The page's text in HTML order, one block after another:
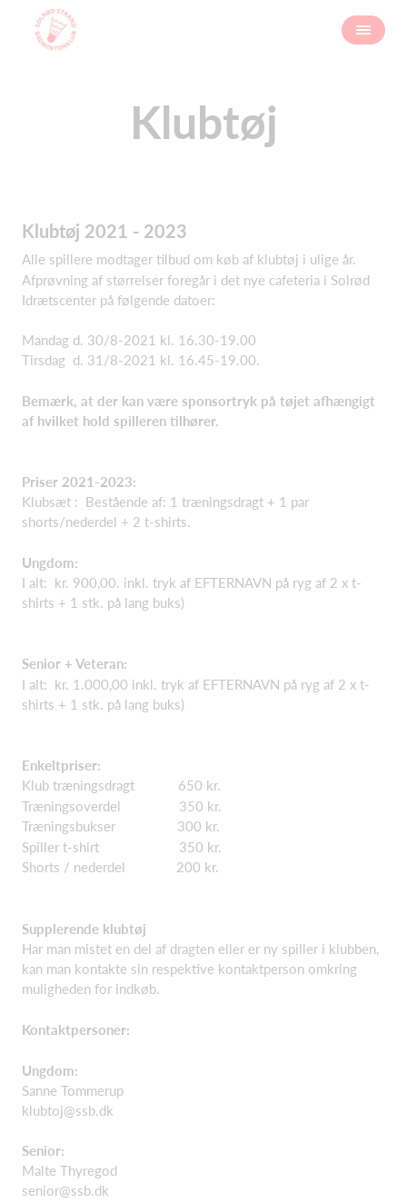
Klubtøj
Klubtøj 2021 - 2023
Alle spillere modtager tilbud om køb af klubtøj i ulige år.
Afprøvning af størrelser foregår i det nye cafeteria i Solrød
Idrætscenter på følgende datoer:
Mandag d. 30/8-2021 kl. 16.30-19.00
Tirsdag d. 31/8-2021 kl. 16.45-19.00.
Bemærk, at der kan være sponsortryk på tøjet afhængigt
af hvilket hold spilleren tilhører.
Priser 2021-2023:
Klubsæt : Bestående af: 1 træningsdragt + 1 par
shorts/nederdel + 2 t-shirts.
Ungdom:
I alt: kr. 900,00. inkl. tryk af EFTERNAVN på ryg af 2 x t-
shirts + 1 stk. på lang buks)
Senior + Veteran:
I alt: kr. 1.000,00 inkl. tryk af EFTERNAVN på ryg af 2 x t-
shirts + 1 stk. på lang buks)
Enkeltpriser:
Klub træningsdragt 650 kr.
Træningsoverdel 350 kr.
Træningsbukser 300 kr.
Spiller t-shirt 350 kr.
Shorts / nederdel 200 kr.
Supplerende klubtøj
Har man mistet en del af dragten eller er ny spiller i klubben,
kan man kontakte sin respektive kontaktperson omkring
muligheden for indkøb.
Kontaktpersoner:
Ungdom:
Sanne Tommerup
klubtoj@ssb.dk
Senior:
Malte Thyregod
senior@ssb.dk